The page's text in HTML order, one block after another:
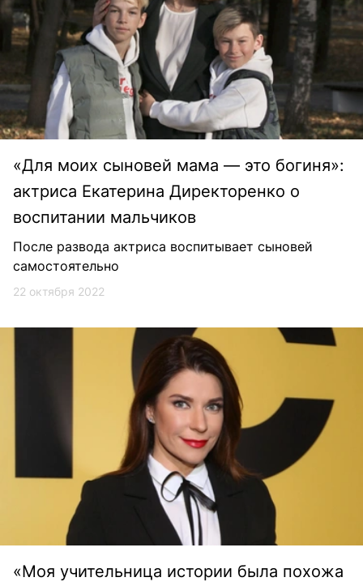
«Для моих сыновей мама — это богиня»:
актриса Екатерина Директоренко о
воспитании мальчиков
После развода актриса воспитывает сыновей
самостоятельно
22 октября 2022
«Моя учительница истории была похожа